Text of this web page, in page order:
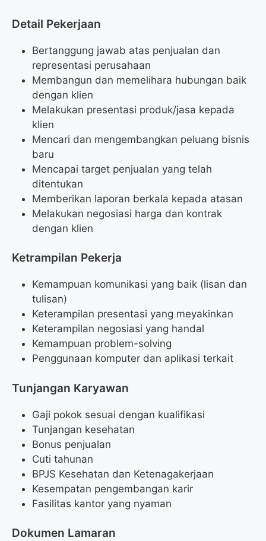
Detail Pekerjaan
Bertanggung jawab atas penjualan dan
representasi perusahaan
Membangun dan memelihara hubungan baik
dengan klien
Melakukan presentasi produk/jasa kepada
klien
Mencari dan mengembangkan peluang bisnis
baru
Mencapai target penjualan yang telah
ditentukan
Memberikan laporan berkala kepada atasan
Melakukan negosiasi harga dan kontrak
dengan klien
Ketrampilan Pekerja
Kemampuan komunikasi yang baik (lisan dan
tulisan)
Keterampilan presentasi yang meyakinkan
Keterampilan negosiasi yang handal
Kemampuan problem-solving
Penggunaan komputer dan aplikasi terkait
Tunjangan Karyawan
Gaji pokok sesuai dengan kualifikasi
Tunjangan kesehatan
Bonus penjualan
Cuti tahunan
BPJS Kesehatan dan Ketenagakerjaan
Kesempatan pengembangan karir
Fasilitas kantor yang nyaman
Dokumen Lamaran